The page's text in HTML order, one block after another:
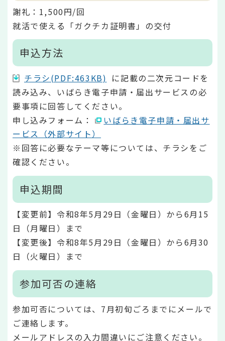
謝礼：1,500円/回
就活で使える「ガクチカ証明書」の交付
申込方法
チラシ(PDF:463KB) に記載の二次元コードを
読み込み、いばらき電子申請・届出サービスの必
要事項に回答してください。
申し込みフォーム：
いばらき電子申請・届出サ
ービス（外部サイト）
※回答に必要なテーマ等については、チラシをご
確認ください。
申込期間
【変更前】令和8年5月29日（金曜日）から6月15
日（月曜日）まで
【変更後】令和8年5月29日（金曜日）から6月30
日（火曜日）まで
参加可否の連絡
参加可否については、7月初旬ごろまでにメールで
ご連絡します。
メールアドレスの入力間違いにご注意ください。